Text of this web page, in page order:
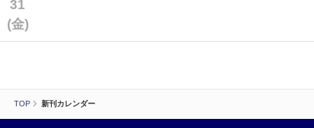
TOP 新刊カレンダー
31
(金)